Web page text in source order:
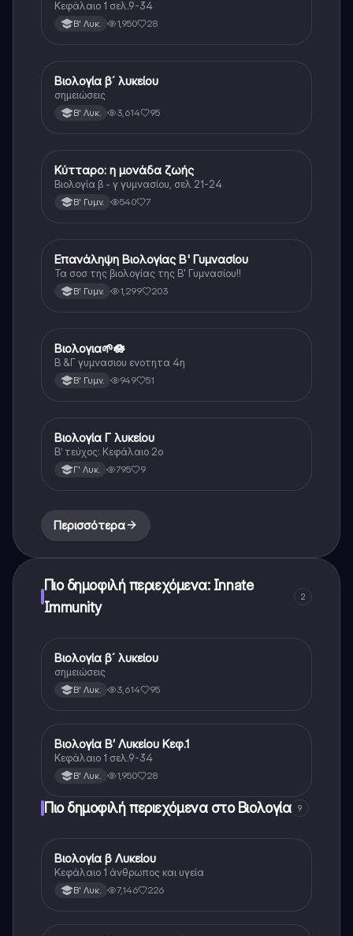
Κεφάλαιο 1 σελ.9-34
Β' Λυκ. 1,950 28
Βιολογία
Βιολογία β´ λυκείου
σημειώσεις
Β' Λυκ. 3,614 95
Βιολογία
Κύτταρο: η μονάδα ζωής
Βιολογία β - γ γυμνασίου, σελ 21-24
Β' Γυμν. 540 7
Βιολογία
Επανάληψη Βιολογίας Β' Γυμνασίου
Τα σοσ της βιολογίας της Β' Γυμνασίου!!
Β' Γυμν. 1,299 203
Βιολογία
Βιολογια🌱🪷
Β &Γ γυμνασιου ενοτητα 4η
Β' Γυμν. 949 51
Βιολογία (Θετ.)
Βιολογία Γ λυκείου
Β’ τεύχος: Κεφάλαιο 2ο
Γ' Λυκ. 795 9
Περισσότερα
Πιο δημοφιλή περιεχόμενα: Innate
Immunity
2
Βιολογία
Βιολογία β´ λυκείου
σημειώσεις
Β' Λυκ. 3,614 95
Βιολογία
Βιολογία Β’ Λυκείου Κεφ.1
Κεφάλαιο 1 σελ.9-34
Β' Λυκ. 1,950 28
Πιο δημοφιλή περιεχόμενα στο Βιολογία 9
Βιολογία
Βιολογία β Λυκείου
Κεφάλαιο 1 άνθρωπος και υγεία
Β' Λυκ. 7,146 226